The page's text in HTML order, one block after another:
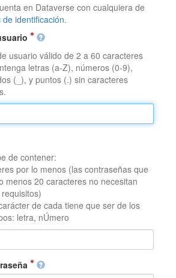
en Dataverse con cualquiera de
de identificación.
usuario válido de 2 a 60 caracteres
letras (a-Z), números (0-9),
(_), y puntos (.) sin caracteres
de contener:
por lo menos (las contraseñas que
menos 20 caracteres no necesitan
de cada tiene que ser de los
letra, nÚmero